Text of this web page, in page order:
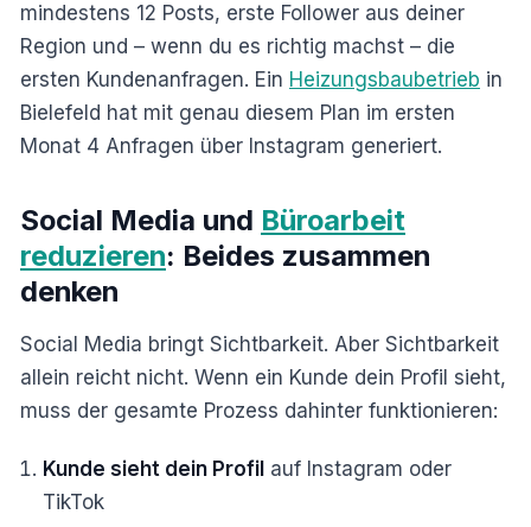
mindestens 12 Posts, erste Follower aus deiner
Region und – wenn du es richtig machst – die
ersten Kundenanfragen. Ein Heizungsbaubetrieb in
Bielefeld hat mit genau diesem Plan im ersten
Monat 4 Anfragen über Instagram generiert.
Social Media und Büroarbeit
reduzieren: Beides zusammen
denken
Social Media bringt Sichtbarkeit. Aber Sichtbarkeit
allein reicht nicht. Wenn ein Kunde dein Profil sieht,
muss der gesamte Prozess dahinter funktionieren:
Kunde sieht dein Profil auf Instagram oder
TikTok